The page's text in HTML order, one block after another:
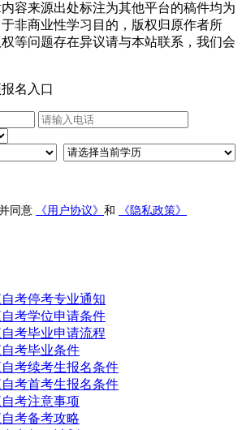
内容来源出处标注为其他平台的稿件均为
非商业性学习目的，版权归原作者所
等问题存在异议请与本站联系，我们会
名入口
同意 《用户协议》 和 《隐私政策》
考停考专业通知
考学位申请条件
考毕业申请流程
考毕业条件
自考续考生报名条件
自考首考生报名条件
考注意事项
考备考攻略